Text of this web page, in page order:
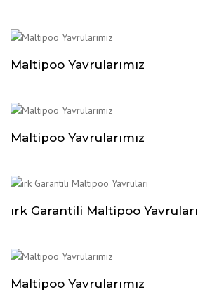
Maltipoo Yavrularımız
Maltipoo Yavrularımız
ırk Garantili Maltipoo Yavruları
Maltipoo Yavrularımız